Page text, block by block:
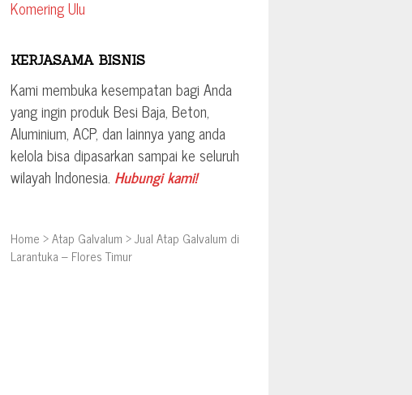
Komering Ulu
KERJASAMA BISNIS
Kami membuka kesempatan bagi Anda
yang ingin produk Besi Baja, Beton,
Aluminium, ACP, dan lainnya yang anda
kelola bisa dipasarkan sampai ke seluruh
wilayah Indonesia. Hubungi kami!
Home >Atap Galvalum >Jual Atap Galvalum di
Larantuka – Flores Timur